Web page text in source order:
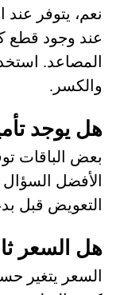
نعم، يتوفر عند
عند وجود قطع
المصاعد.
والكسر.
هل يوجد
بعض الباقات
الأفضل
التعويض قبل
هل السعر
السعر يتغير